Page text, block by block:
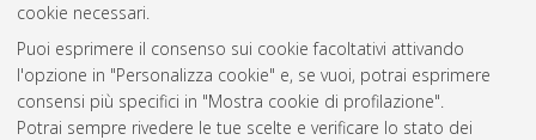
cookie necessari.
Puoi esprimere il consenso sui cookie facoltativi attivando
l'opzione in "Personalizza cookie" e, se vuoi, potrai esprimere
consensi più specifici in "Mostra cookie di profilazione".
Potrai sempre rivedere le tue scelte e verificare lo stato dei
Atom
Rss 1.0
Rss 2.0